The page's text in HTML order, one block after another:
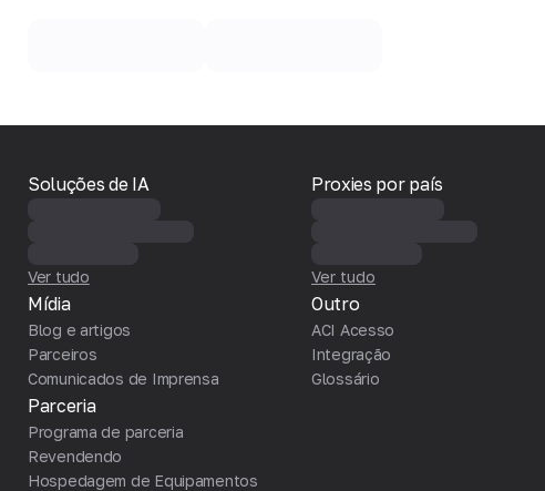
Soluções de IA
Ver tudo
Mídia
Blog e artigos
Parceiros
Comunicados de Imprensa
Parceria
Programa de parceria
Revendendo
Hospedagem de Equipamentos
Proxies por país
Ver tudo
Outro
ACI Acesso
Integração
Glossário